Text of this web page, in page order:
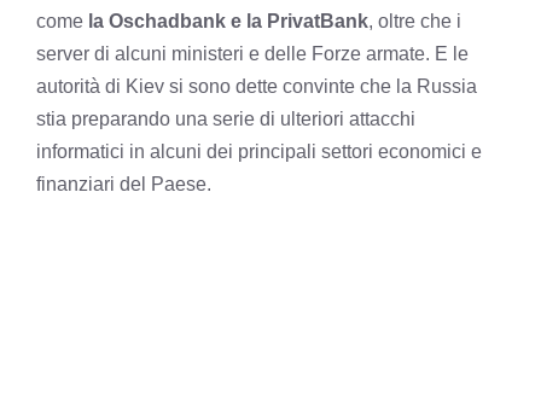
come la Oschadbank e la PrivatBank, oltre che i
server di alcuni ministeri e delle Forze armate. E le
autorità di Kiev si sono dette convinte che la Russia
stia preparando una serie di ulteriori attacchi
informatici in alcuni dei principali settori economici e
finanziari del Paese.